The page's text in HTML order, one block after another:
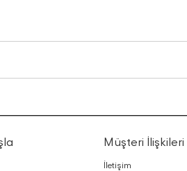
Müşteri İlişkileri
İletişim